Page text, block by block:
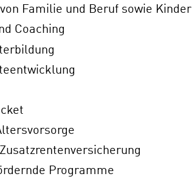
Familie und Beruf sowie
Coaching
Programme